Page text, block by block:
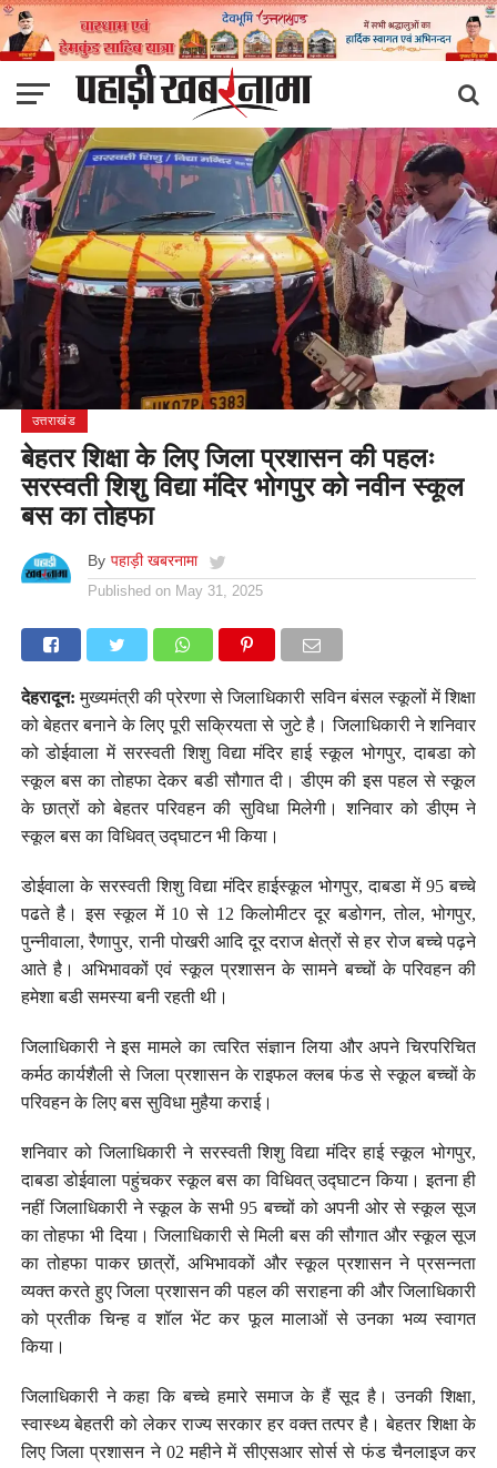
उत्तराखंड
बेहतर शिक्षा के लिए जिला प्रशासन की पहलः
सरस्वती शिशु विद्या मंदिर भोगपुर को नवीन स्कूल
बस का तोहफा
By पहाड़ी खबरनामा
Published on May 31, 2025
देहरादून: मुख्यमंत्री की प्रेरणा से जिलाधिकारी सविन बंसल स्कूलों में शिक्षा
को बेहतर बनाने के लिए पूरी सक्रियता से जुटे है। जिलाधिकारी ने शनिवार
को डोईवाला में सरस्वती शिशु विद्या मंदिर हाई स्कूल भोगपुर, दाबडा को
स्कूल बस का तोहफा देकर बडी सौगात दी। डीएम की इस पहल से स्कूल
के छात्रों को बेहतर परिवहन की सुविधा मिलेगी। शनिवार को डीएम ने
स्कूल बस का विधिवत् उद्घाटन भी किया।
डोईवाला के सरस्वती शिशु विद्या मंदिर हाईस्कूल भोगपुर, दाबडा में 95 बच्चे
पढते है। इस स्कूल में 10 से 12 किलोमीटर दूर बडोगन, तोल, भोगपुर,
पुन्नीवाला, रैणापुर, रानी पोखरी आदि दूर दराज क्षेत्रों से हर रोज बच्चे पढ़ने
आते है। अभिभावकों एवं स्कूल प्रशासन के सामने बच्चों के परिवहन की
हमेशा बडी समस्या बनी रहती थी।
जिलाधिकारी ने इस मामले का त्वरित संज्ञान लिया और अपने चिरपरिचित
कर्मठ कार्यशैली से जिला प्रशासन के राइफल क्लब फंड से स्कूल बच्चों के
परिवहन के लिए बस सुविधा मुहैया कराई।
शनिवार को जिलाधिकारी ने सरस्वती शिशु विद्या मंदिर हाई स्कूल भोगपुर,
दाबडा डोईवाला पहुंचकर स्कूल बस का विधिवत् उद्घाटन किया। इतना ही
नहीं जिलाधिकारी ने स्कूल के सभी 95 बच्चों को अपनी ओर से स्कूल सूज
का तोहफा भी दिया। जिलाधिकारी से मिली बस की सौगात और स्कूल सूज
का तोहफा पाकर छात्रों, अभिभावकों और स्कूल प्रशासन ने प्रसन्नता
व्यक्त करते हुए जिला प्रशासन की पहल की सराहना की और जिलाधिकारी
को प्रतीक चिन्ह व शॉल भेंट कर फूल मालाओं से उनका भव्य स्वागत
किया।
जिलाधिकारी ने कहा कि बच्चे हमारे समाज के हैं सूद है। उनकी शिक्षा,
स्वास्थ्य बेहतरी को लेकर राज्य सरकार हर वक्त तत्पर है। बेहतर शिक्षा के
लिए जिला प्रशासन ने 02 महीने में सीएसआर सोर्स से फंड चैनलाइज कर